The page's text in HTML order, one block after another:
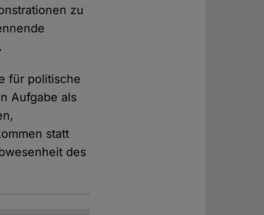
zu
für politische
Aufgabe als
statt
des